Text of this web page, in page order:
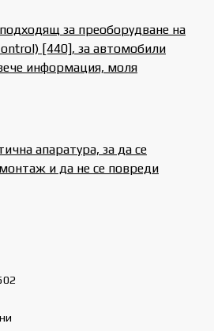
за преоборудване на
[440], за автомобили
информация, моля
апаратура, за да се
и да не се повреди